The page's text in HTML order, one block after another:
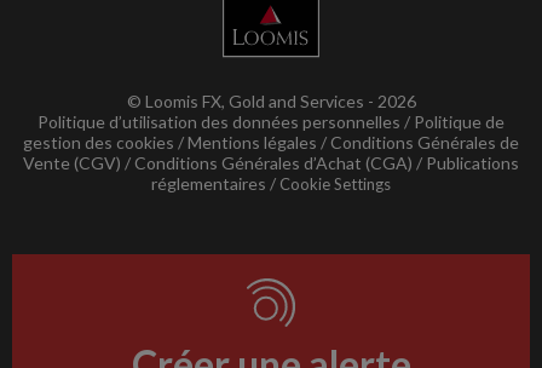
© Loomis FX, Gold and Services - 2026
Politique d’utilisation des données personnelles
Politique de
gestion des cookies
Mentions légales
Conditions Générales de
Vente (CGV)
Conditions Générales d’Achat (CGA)
Publications
réglementaires
Cookie Settings